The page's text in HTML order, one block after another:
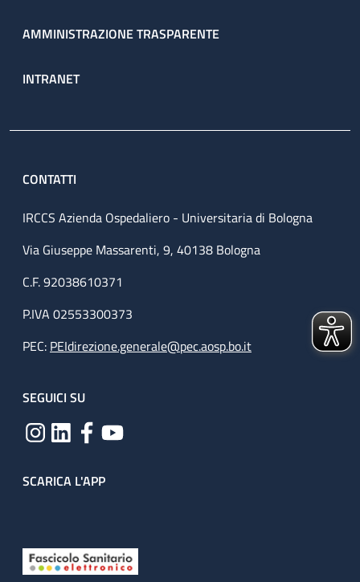
AMMINISTRAZIONE TRASPARENTE
INTRANET
CONTATTI
IRCCS Azienda Ospedaliero - Universitaria di Bologna
Via Giuseppe Massarenti, 9, 40138 Bologna
C.F. 92038610371
P.IVA 02553300373
PEC: PEIdirezione.generale@pec.aosp.bo.it
SEGUICI SU
SCARICA L'APP